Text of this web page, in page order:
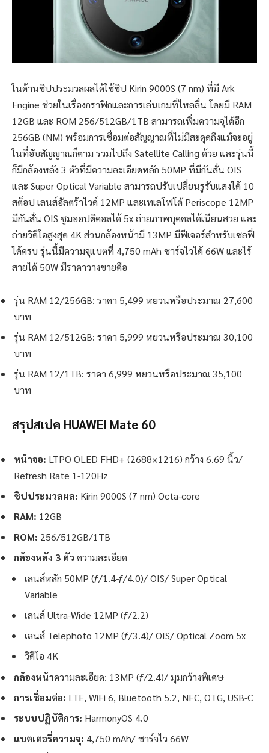
ในด้านชิปประมวลผลได้ใช้ชิป Kirin 9000S (7 nm) ที่มี Ark
Engine ช่วยในเรื่องกราฟิกและการเล่นเกมที่ไหลลื่น โดยมี RAM
12GB และ ROM 256/512GB/1TB สามารถเพิ่มความจุได้อีก
256GB (NM) พร้อมการเชื่อมต่อสัญญาณที่ไม่มีสะดุดถึงแม้จะอยู่
ในที่อับสัญญาณก็ตาม รวมไปถึง Satellite Calling ด้วย และรุ่นนี้
ก็มีกล้องหลัง 3 ตัวที่มีความละเอียดหลัก 50MP ที่มีกันสั่น OIS
และ Super Optical Variable สามารถปรับเปลี่ยนรูรับแสงได้ 10
สต็อป เลนส์อัลตร้าไวด์ 12MP และเทเลโฟโต้ Periscope 12MP
มีกันสั่น OIS ซูมออปติคอลได้ 5x ถ่ายภาพบุคคลได้เนียนสวย และ
ถ่ายวิดีโอสูงสุด 4K ส่วนกล้องหน้ามี 13MP มีฟีเจอร์สำหรับเซลฟี่
ได้ครบ รุ่นนี้มีความจุแบตที่ 4,750 mAh ชาร์จไวได้ 66W และไร้
สายได้ 50W มีราคาวางขายคือ
รุ่น RAM 12/256GB: ราคา 5,499 หยวนหรือประมาณ 27,600
บาท
รุ่น RAM 12/512GB: ราคา 5,999 หยวนหรือประมาณ 30,100
บาท
รุ่น RAM 12/1TB: ราคา 6,999 หยวนหรือประมาณ 35,100
บาท
สรุปสเปค HUAWEI Mate 60
หน้าจอ: LTPO OLED FHD+ (2688×1216) กว้าง 6.69 นิ้ว/
Refresh Rate 1-120Hz
ชิปประมวลผล: Kirin 9000S (7 nm) Octa-core
RAM: 12GB
ROM: 256/512GB/1TB
กล้องหลัง 3 ตัว ความละเอียด
เลนส์หลัก 50MP (ƒ/1.4-ƒ/4.0)/ OIS/ Super Optical
Variable
เลนส์ Ultra-Wide 12MP (ƒ/2.2)
เลนส์ Telephoto 12MP (ƒ/3.4)/ OIS/ Optical Zoom 5x
วิดีโอ 4K
กล้องหน้าความละเอียด: 13MP (ƒ/2.4)/ มุมกว้างพิเศษ
การเชื่อมต่อ: LTE, WiFi 6, Bluetooth 5.2, NFC, OTG, USB-C
ระบบปฏิบัติการ: HarmonyOS 4.0
แบตเตอรี่ความจุ: 4,750 mAh/ ชาร์จไว 66W